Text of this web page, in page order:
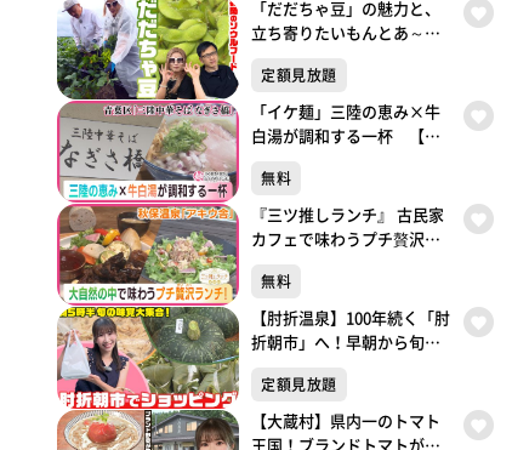
「だだちゃ豆」の魅力と、
立ち寄りたいもんとあ～る
定額見放題
「イケ麺」三陸の恵み×牛
白湯が調和する一杯 【三
（仙台・青葉区）
無料
『三ツ推しランチ』 古民家
カフェで味わうプチ贅沢ラ
無料
【肘折温泉】100年続く「肘
折朝市」へ！早朝から旬の
尽くす！
定額見放題
【大蔵村】県内一のトマト
王国！ブランドトマトが絶